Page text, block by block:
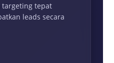
targeting tepat
leads secara